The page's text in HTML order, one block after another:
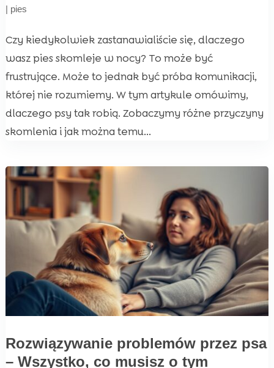
| pies
Czy kiedykolwiek zastanawialiście się, dlaczego
wasz pies skomleje w nocy? To może być
frustrujące. Może to jednak być próba komunikacji,
której nie rozumiemy. W tym artykule omówimy,
dlaczego psy tak robią. Zobaczymy różne przyczyny
skomlenia i jak można temu...
Rozwiązywanie problemów przez psa
– Wszystko, co musisz o tym